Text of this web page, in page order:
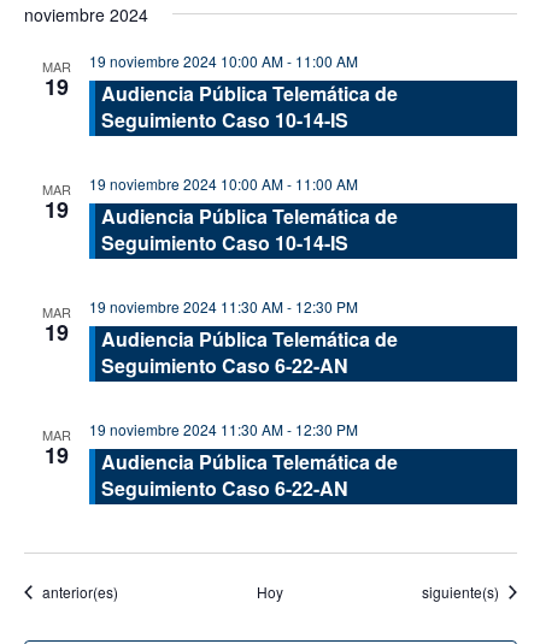
noviembre 2024
MAR
19
19 noviembre 2024 10:00 AM- 11:00 AM
Audiencia Pública Telemática de
Seguimiento Caso 10-14-IS
MAR
19
19 noviembre 2024 10:00 AM- 11:00 AM
Audiencia Pública Telemática de
Seguimiento Caso 10-14-IS
MAR
19
19 noviembre 2024 11:30 AM- 12:30 PM
Audiencia Pública Telemática de
Seguimiento Caso 6-22-AN
MAR
19
19 noviembre 2024 11:30 AM- 12:30 PM
Audiencia Pública Telemática de
Seguimiento Caso 6-22-AN
Eventos
anterior(es) Hoy Eventos
siguiente(s)